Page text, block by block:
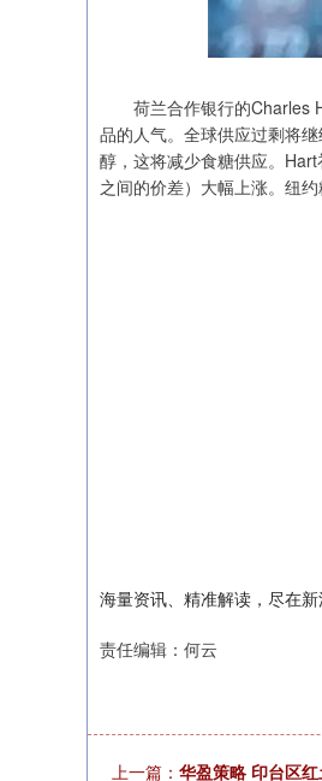
荷兰合作银行的Charles
品的人气。全球供应过剩将
醇，这将减少食糖供应。
之间的价差）大幅上涨。纽
海量资讯、精准解读，尽在
责任编辑：何云
上一篇： 华盈策略 印台区